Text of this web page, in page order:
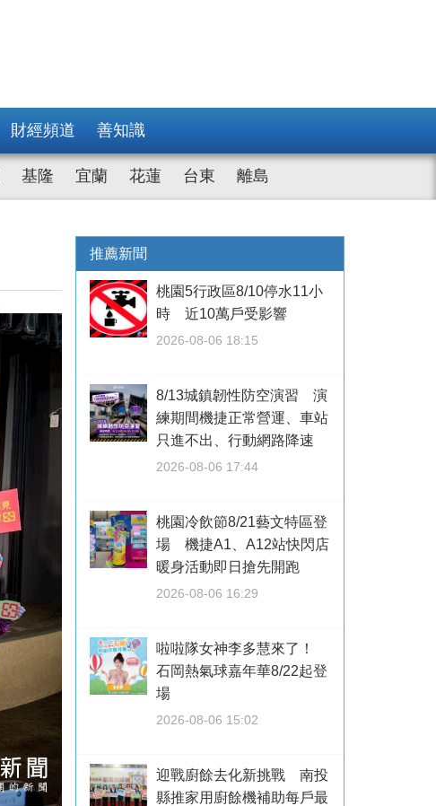
財經頻道 善知識
基隆 宜蘭 花蓮 台東 離島
推薦新聞
桃園5行政區8/10停水11小
時 近10萬戶受影響
2026-08-06 18:15
8/13城鎮韌性防空演習 演
練期間機捷正常營運、車站
只進不出、行動網路降速
2026-08-06 17:44
桃園冷飲節8/21藝文特區登
場 機捷A1、A12站快閃店
暖身活動即日搶先開跑
2026-08-06 16:29
啦啦隊女神李多慧來了！
石岡熱氣球嘉年華8/22起登
場
2026-08-06 15:02
迎戰廚餘去化新挑戰 南投
縣推家用廚餘機補助每戶最